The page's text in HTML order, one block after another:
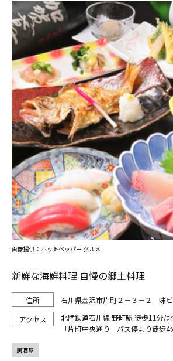
新鮮な海鮮料理 自慢の郷土料理
石川県金沢市片町２－３－２ 味
北陸鉄道石川線 野町駅 徒歩11分/
「片町中央通り」バス停より徒歩4
画像提供：ホットペッパー グルメ
居酒屋